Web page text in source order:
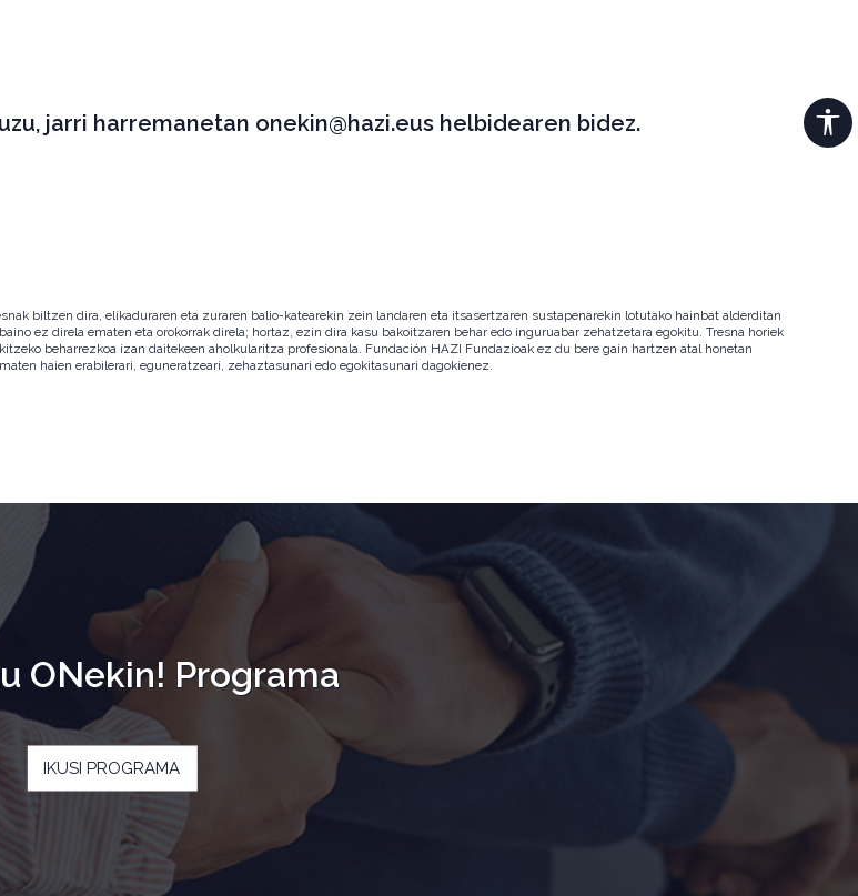
jarri harremanetan onekin@hazi.eus helbidearen bidez.
biltzen dira, elikaduraren eta zuraren balio-katearekin zein landaren eta itsasertzaren sustapenarekin lotutako hainbat alderditan
ez direla ematen eta orokorrak direla; hortaz, ezin dira kasu bakoitzaren behar edo inguruabar zehatzetara egokitu. Tresna horiek
beharrezkoa izan daitekeen aholkularitza profesionala. Fundación HAZI Fundazioak ez du bere gain hartzen atal honetan
haien erabilerari, eguneratzeari, zehaztasunari edo egokitasunari dagokienez.
ONekin! Programa
IKUSI PROGRAMA